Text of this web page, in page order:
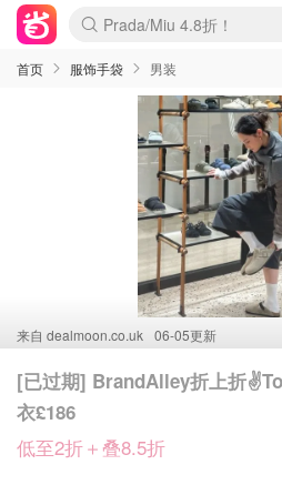
麦卢卡蜂蜜夏促！个位数！
Prada/Miu 4.8折！
啥？必胜客披萨5折！
首页 服饰手袋 男装
来自 dealmoon.co.uk 06-05更新
[已过期] BrandAlley折上折
衣£186
低至2折＋叠8.5折